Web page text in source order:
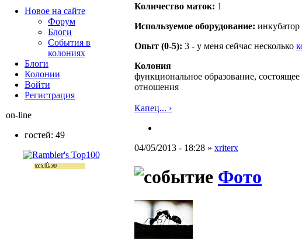
Количество маток: 1
Используемое оборудование: инкубатор
Опыт (0-5): 3 - у меня сейчас несколько
Колония
функциональное образование,
отношения
Капец... ›
04/05/2013 - 18:28 » xriterx
Фото
Новое на сайте
Форум
Блоги
События в
колониях
Блоги
Колонии
Войти
Peгиcтpaция
on-line
гостей: 49